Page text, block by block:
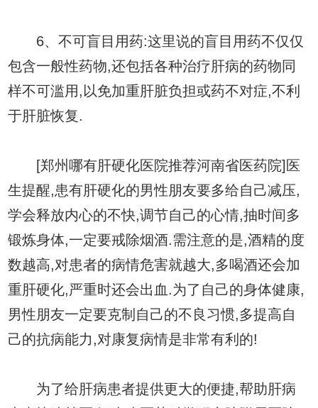
6、不可盲目用药:这里说的盲目用药不仅仅
包含一般性药物,还包括各种治疗肝病的药物同
样不可滥用,以免加重肝脏负担或药不对症,不利
于肝脏恢复.
[郑州哪有肝硬化医院推荐河南省医药院]医
生提醒,患有肝硬化的男性朋友要多给自己减压,
学会释放内心的不快,调节自己的心情,抽时间多
锻炼身体,一定要戒除烟酒.需注意的是,酒精的度
数越高,对患者的病情危害就越大,多喝酒还会加
重肝硬化,严重时还会出血.为了自己的身体健康,
男性朋友一定要克制自己的不良习惯,多提高自
己的抗病能力,对康复病情是非常有利的!
为了给肝病患者提供更大的便捷,帮助肝病